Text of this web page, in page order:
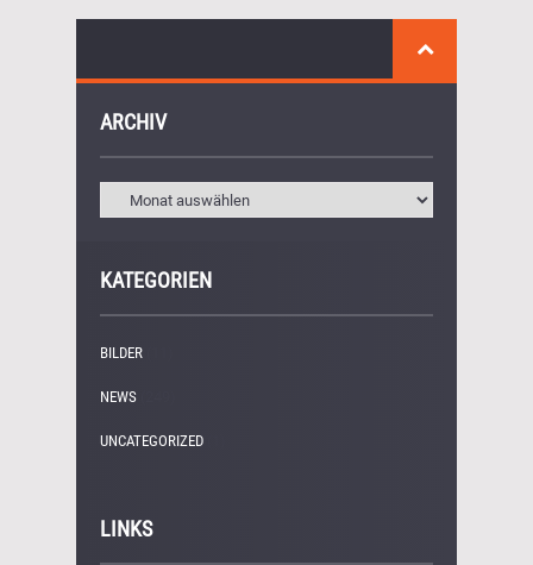
ARCHIV
KATEGORIEN
BILDER
NEWS
UNCATEGORIZED
LINKS